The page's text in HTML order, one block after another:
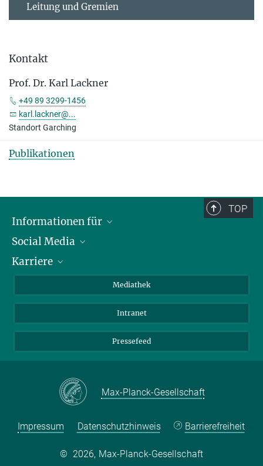
Leitung und Gremien
Kontakt
Prof. Dr. Karl Lackner
+49 89 3299-1456
karl.lackner@...
Standort Garching
Publikationen
TOP
Informationen für
Journalisten
Schule
Social Media
LinkedIn
Karriere
Mediathek
Intranet
Pressefeed
Max-Planck-Gesellschaft
Impressum Datenschutzhinweis Barrierefreiheit
© 2026, Max-Planck-Gesellschaft